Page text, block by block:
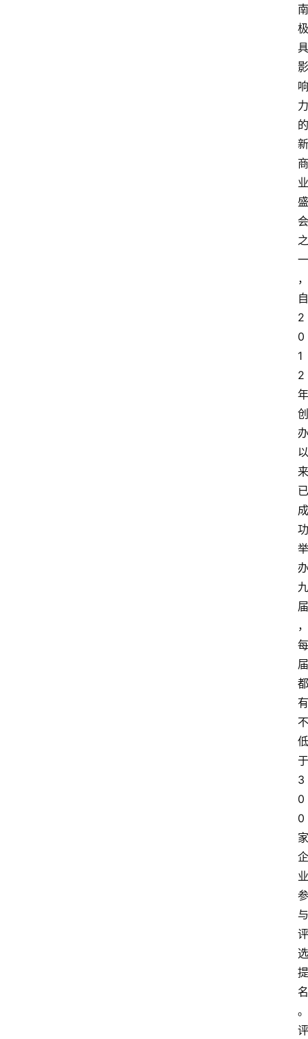
南
极
具
影
响
力
的
新
商
业
盛
会
之
一
，
自
2
0
1
2
年
创
办
以
来
已
成
功
举
办
九
届
，
每
届
都
有
不
低
于
3
0
0
家
企
业
参
与
评
选
提
名
。
评